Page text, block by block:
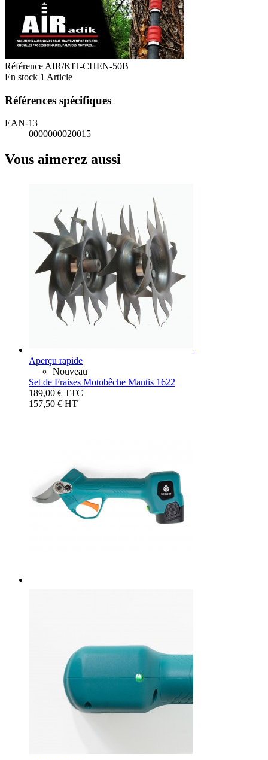
Référence AIR/KIT-CHEN-50B
En stock 1 Article
Références spécifiques
EAN-13
0000000020015
Vous aimerez aussi
Aperçu rapide
Nouveau
Set de Fraises Motobêche Mantis 1622
189,00 € TTC
157,50 € HT